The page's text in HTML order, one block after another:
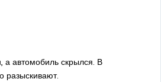
а автомобиль скрылся. В
разыскивают.